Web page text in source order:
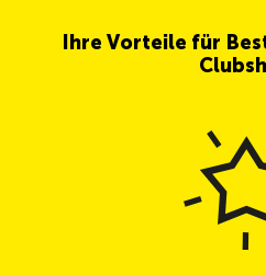
Ihre Vorteile für